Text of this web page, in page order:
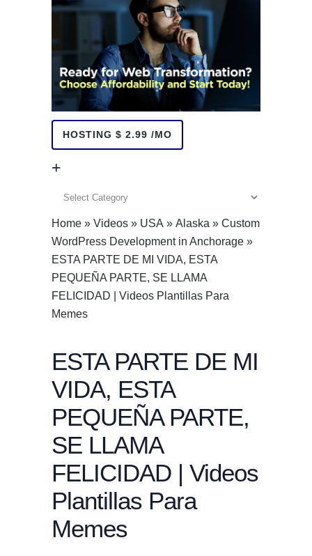
HOSTING $ 2.99 /MO
+
Home » Videos » USA » Alaska » Custom
WordPress Development in Anchorage »
ESTA PARTE DE MI VIDA, ESTA
PEQUEÑA PARTE, SE LLAMA
FELICIDAD | Videos Plantillas Para
Memes
ESTA PARTE DE MI
VIDA, ESTA
PEQUEÑA PARTE,
SE LLAMA
FELICIDAD | Videos
Plantillas Para
Memes